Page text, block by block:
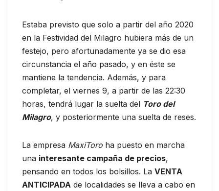
Estaba previsto que solo a partir del año 2020
en la Festividad del Milagro hubiera más de un
festejo, pero afortunadamente ya se dio esa
circunstancia el año pasado, y en éste se
mantiene la tendencia. Además, y para
completar, el viernes 9, a partir de las 22:30
horas, tendrá lugar la suelta del Toro del
Milagro, y posteriormente una suelta de reses.
La empresa MaxiToro ha puesto en marcha
una interesante campaña de precios,
pensando en todos los bolsillos. La VENTA
ANTICIPADA de localidades se lleva a cabo en